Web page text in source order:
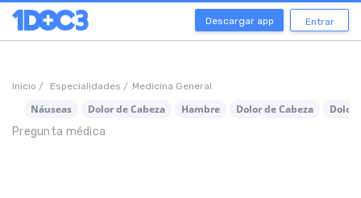
Descargar app Entrar
Inicio / Especialidades / Medicina General
Náuseas Dolor de Cabeza Hambre Dolor de Cabeza
Dolor
Pregunta médica